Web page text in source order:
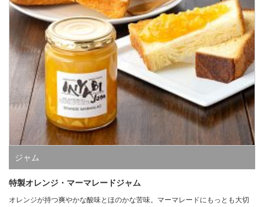
ジャム
特製オレンジ・マーマレードジャム
オレンジが持つ爽やかな酸味とほのかな苦味。マーマレードにもっとも大切